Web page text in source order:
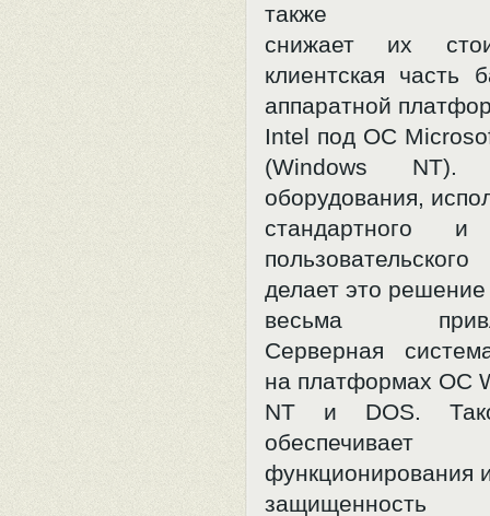
также
снижает их
клиентская часть
аппаратной
Intel под ОС
(Windows NT).
оборудования,
стандартного и
делает это решение
весьма
Серверная
на платформах OC
NT и DOS.
обеспечивает
функционирования